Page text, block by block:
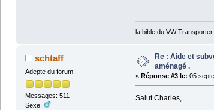
la bible du VW
schtaff
Adepte du forum
Messages: 511
Sexe:
Re : Aide et
aménagé .
« Réponse #3 le: 05
Salut Charles,